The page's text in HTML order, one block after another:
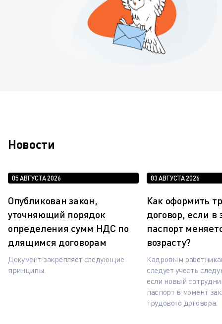
Новости
05 АВГУСТА 2026
Опубликован закон,
уточняющий порядок
определения сумм НДС по
длящимся договорам
Документ закрепляет следующие
принципы.
03 АВГУСТА 2026
Как оформить
договор, если в
паспорт
возрасту?
Кадровым
следует учесть
если новый
паспорт в момент
трудового договора.